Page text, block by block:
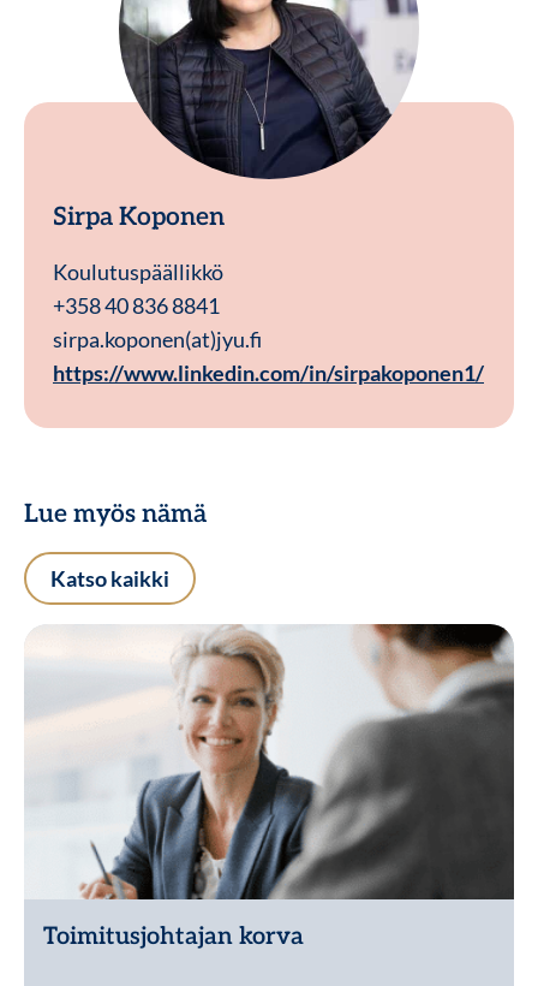
Sirpa Koponen
Koulutuspäällikkö
+358 40 836 8841
sirpa.koponen(at)jyu.fi
https://www.linkedin.com/in/sirpakoponen1/
Lue myös nämä
Katso kaikki
Toimitusjohtajan korva